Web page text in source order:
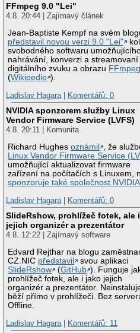
FFmpeg 9.0 "Lei"
4.8. 20:44 | Zajímavý článek
Jean-Baptiste Kempf na svém
představil novou verzi 9.0 "Lei"
svobodného softwaru
nahrávání, konverzi a streamovaní
digitálního zvuku a obrazu FFmpeg
(Wikipedie ).
Ladislav Hagara
Komentářů: 0
NVIDIA sponzorem služby Linux
Vendor Firmware Service (LVFS)
4.8. 20:11 | Komunita
Richard Hughesoznámil
, že
Linux Vendor Firmware Service
umožňující aktualizovat firmware
zařízení na počítačích s Linuxem,
sponzoruje také společnost NVIDIA
Ladislav Hagara | Komentářů: 0
SlideRshow, prohlížeč fotek, ale i
jejich organizér a prezentátor
4.8. 12:22 | Zajímavý software
Edvard Rejthar na blogu
CZ.NIC představil
svou aplikaci
SlideRshow
(GitHub ). Funguje
prohlížeč fotek, ale i jako jejich
organizér a prezentátor.
běží přímo v prohlížeči. Bez
Offline.
Ladislav Hagara | Komentářů: 11